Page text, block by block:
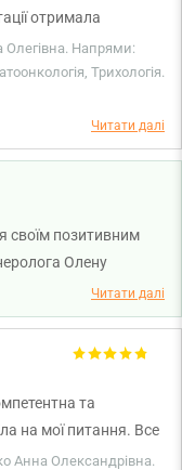
отримала
Олегівна. Напрями:
Трихологія.
Читати далі
своїм позитивним
Олену
Читати далі
та
на мої питання. Все
Анна Олександрівна.